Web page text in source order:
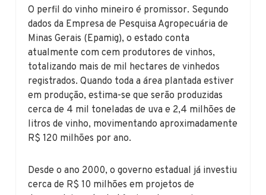
O perfil do vinho mineiro é promissor. Segundo
dados da Empresa de Pesquisa Agropecuária de
Minas Gerais (Epamig), o estado conta
atualmente com cem produtores de vinhos,
totalizando mais de mil hectares de vinhedos
registrados. Quando toda a área plantada estiver
em produção, estima-se que serão produzidas
cerca de 4 mil toneladas de uva e 2,4 milhões de
litros de vinho, movimentando aproximadamente
R$ 120 milhões por ano.
Desde o ano 2000, o governo estadual já investiu
cerca de R$ 10 milhões em projetos de